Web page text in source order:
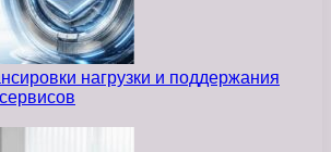
нагрузки и поддержания